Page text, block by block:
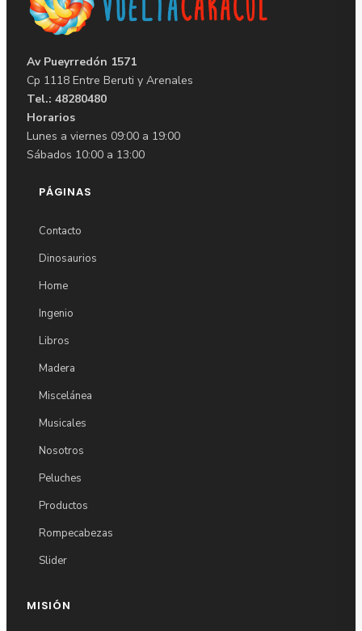
Av Pueyrredón 1571
Cp 1118 Entre Beruti y Arenales
Tel.: 48280480
Horarios
Lunes a viernes 09:00 a 19:00
Sábados 10:00 a 13:00
PÁGINAS
Contacto
Dinosaurios
Home
Ingenio
Libros
Madera
Miscelánea
Musicales
Nosotros
Peluches
Productos
Rompecabezas
Slider
MISIÓN